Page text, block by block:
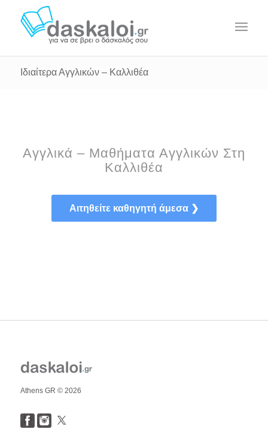
Ιδιαίτερα Αγγλικών – Καλλιθέα
Αγγλικά – Μαθήματα Αγγλικών Στη
Καλλιθέα
Αιτηθείτε καθηγητή άμεσα ❯
Athens GR © 2026